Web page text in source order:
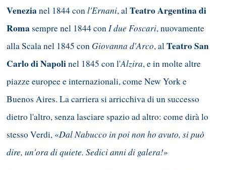
Venezianel 1844 conl'Ernani, alTeatro Argentina di
Romasempre nel 1844 conI due Foscari, nuovamente
alla Scala nel 1845 con Giovanna d'Arco, alTeatro San
Carlo di Napolinel 1845 con l'Alzira, e in molte altre
piazze europee e internazionali, come New York e
Buenos Aires. La carriera si arricchiva di un successo
dietro l'altro, senza lasciare spazio ad altro: come dirà lo
stesso Verdi, «Dal Nabucco in poi non ho avuto, si può
dire, un'ora di quiete. Sedici anni di galera!»